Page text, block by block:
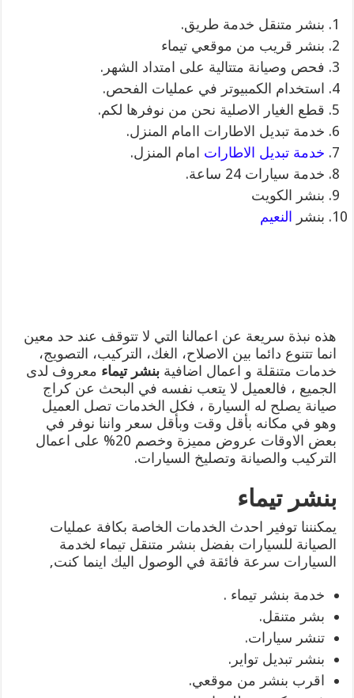
بنشر متنقل خدمة طريق.
بنشر قريب من موقعي تيماء
فحص وصيانة متتالية على امتداد الشهر.
استخدام الكمبيوتر في عمليات الفحص.
قطع الغيار الاصلية نحن من نوفرها لكم.
خدمة تبديل الاطارات اامام المنزل.
خدمة تبديل الاطارات امام المنزل.
خدمة سيارات 24 ساعة.
بنشر الكويت
بنشر النعيم
هذه نبذة سريعة عن اعمالنا التي لا تتوقف عند حد معين
انما تتنوع دائما بين الاصلاح، الغك، التركيب، التصويج،
خدمات متنقلة و اعمال اضافيةبنشر تيماء معروف لدى
الجميع ، فالعميل لا يتعب نفسه في البحث عن كراج
صيانة يصلح له السيارة ، فكل الخدمات تصل العميل
وهو في مكانه بأقل وقت وبأقل سعر واننا نوفر في
بعض الاوقات عروض مميزة وخصم 20% على اعمال
التركيب والصيانة وتصليخ السيارات.
بنشر تيماء
يمكنننا توفير احدث الخدمات الخاصة بكافة عمليات
الصيانة للسيارات بفضل بنشر متنقل تيماء لخدمة
السيارات سرعة فائقة في الوصول اليك اينما كنت,
خدمة بنشر تيماء .
بشر متنقل.
تنشر سيارات.
بنشر تبديل تواير.
اقرب بنشر من موقعي.